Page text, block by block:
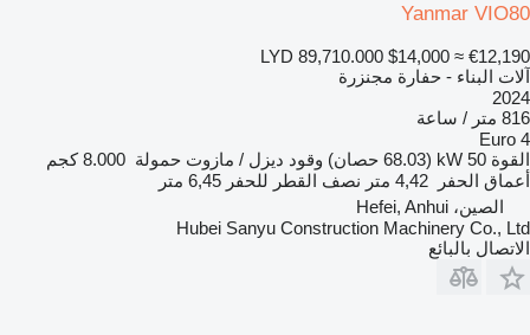
Yanmar VIO80
LYD 89,710.000 $14,000 ≈ €12,190
آلات البناء - حفارة مجنزرة
2024
816 متر / ساعة
Euro 4
القوة 50 kW (68.03 حصان) وقود ديزل / مازوت حمولة 8.000 كجم
أعماق الحفر
4,42 متر نصف القطر للحفر 6,45 متر
الصين، Hefei, Anhui
Hubei Sanyu Construction Machinery Co., Ltd
الاتصال بالبائع